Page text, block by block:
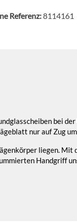
Referenz:8114161
bei
nur auf Zug
liegen.
Handgriff